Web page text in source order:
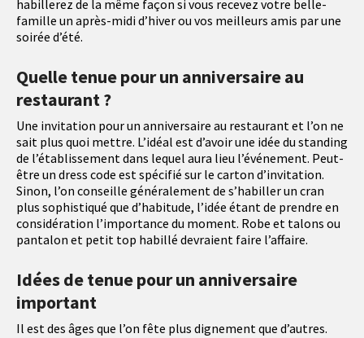
habillerez de la même façon si vous recevez votre belle-
famille un après-midi d’hiver ou vos meilleurs amis par une
soirée d’été.
Quelle tenue pour un anniversaire au
restaurant ?
Une invitation pour un anniversaire au restaurant et l’on ne
sait plus quoi mettre. L’idéal est d’avoir une idée du standing
de l’établissement dans lequel aura lieu l’événement. Peut-
être un dress code est spécifié sur le carton d’invitation.
Sinon, l’on conseille généralement de s’habiller un cran
plus sophistiqué que d’habitude, l’idée étant de prendre en
considération l’importance du moment. Robe et talons ou
pantalon et petit top habillé devraient faire l’affaire.
Idées de tenue pour un anniversaire
important
Il est des âges que l’on fête plus dignement que d’autres.